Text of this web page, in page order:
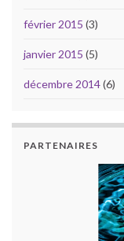
février 2015 (3)
janvier 2015 (5)
décembre 2014(6)
PARTENAIRES